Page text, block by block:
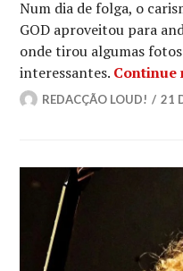
Num dia de folga, o
GOD aproveitou para
onde tirou algumas
interessantes. Continue
REDACÇÃO LOUD! 21